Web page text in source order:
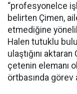
“profesyonelce
belirten Çimen,
etmediğine yönelik
Halen tutuklu
ulaştığını
çetenin elemanı
örtbasında görev